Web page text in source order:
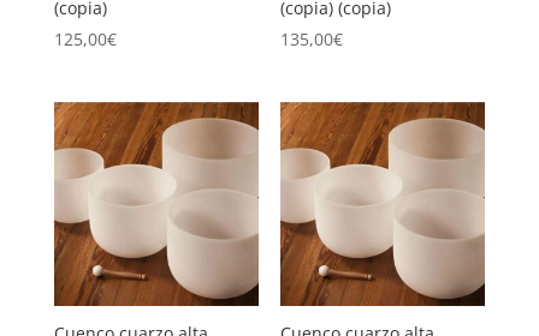
(copia)
125,00€
(copia) (copia)
135,00€